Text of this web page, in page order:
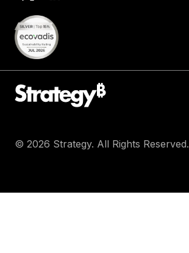
© 2026 Strategy. All Rights Reserved.